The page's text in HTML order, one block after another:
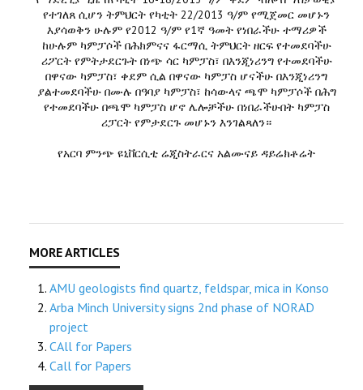
የተገለጸ ሲሆን ትምህርት የካቲት 22/2013 ዓ/ም የሚጀመር መሆኑን
እያሳወቅን ሁሉም የ2012 ዓ/ም የ1ኛ ዓመት የነበራችሁ ተማሪዎች
ከሁሉም ካምፓሶች በሕክምናና ፋርማሲ ትምህርት ዘርፍ የተመደባችሁ
ሪፖርት የምትታደርጉት በነጭ ሳር ካምፓስ፣ በእንጂነሪንግ የተመደባችሁ
በዋናው ካምፓስ፣ ቀደም ሲል በዋናው ካምፓስ ሆናችሁ በእንጂነሪንግ
ያልተመደባችሁ በሙሉ በዓባያ ካምፓስ፣ ከሳውላና ጫሞ ካምፓሶች በሕግ
የተመደባችሁ በጫሞ ካምፓስ ሆኖ ሌሎቻችሁ በነበራችሁበት ካምፓስ
ሪፓርት የምታደርጉ መሆኑን እንገልጻለን።
የአርባ ምንጭ ዩኒቨርሲቲ ሬጂስትራርና አልሙናይ ዳይሬክቶሬት
AMU geologists find quartz, feldspar, mica in Konso
Arba Minch University signs 2nd phase of NORAD
project
CAll for Papers
Call for Papers